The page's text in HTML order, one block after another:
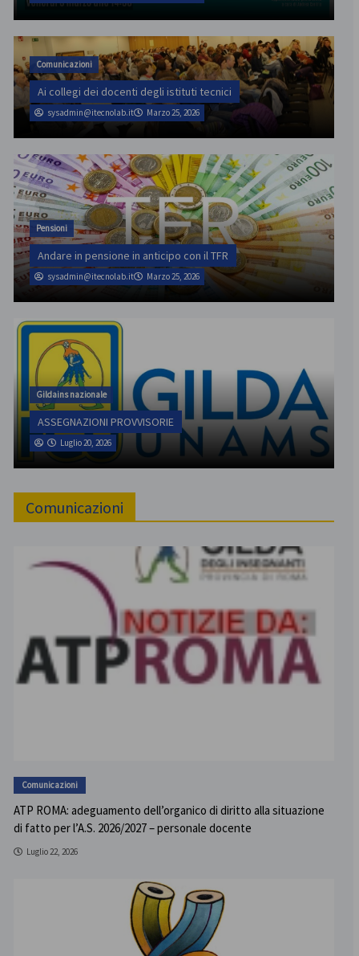
Comunicazioni
Ai collegi dei docenti degli istituti tecnici
sysadmin@itecnolab.it Marzo 25, 2026
Pensioni
Andare in pensione in anticipo con il TFR
sysadmin@itecnolab.it Marzo 25, 2026
Gildains nazionale
ASSEGNAZIONI PROVVISORIE
Luglio 20, 2026
Comunicazioni
Comunicazioni
ATP ROMA: adeguamento dell’organico di diritto alla situazione
di fatto per l’A.S. 2026/2027 – personale docente
Luglio 22, 2026